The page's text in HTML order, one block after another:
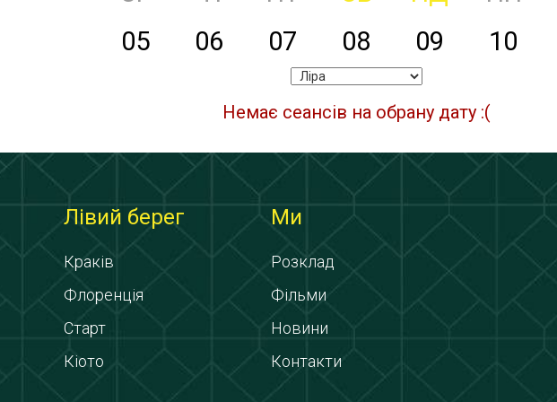
05
06 07 08 09 10
Немає сеансів на обрану дату :(
Лівий берег
Краків
Флоренція
Старт
Кіото
Ми
Розклад
Фільми
Новини
Контакти